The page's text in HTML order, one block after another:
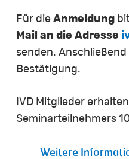
Für dieAnmeldung
Mail an die Adresse
senden. Anschließend
Bestätigung.
IVD Mitglieder
Seminarteilnehmers
Weitere